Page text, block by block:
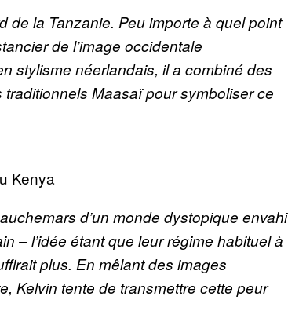
de la Tanzanie. Peu importe à quel point
de l’image occidentale
stylisme néerlandais, il a combiné des
Maasaï pour symboliser ce
Kenya
d’un monde dystopique envahi
– l’idée étant que leur régime habituel à
plus. En mêlant des images
Kelvin tente de transmettre cette peur